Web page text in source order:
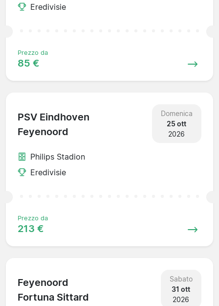
Eredivisie
Prezzo da
85 €
PSV Eindhoven
Feyenoord
Domenica
25 ott
2026
Philips Stadion
Eredivisie
Prezzo da
213 €
Feyenoord
Fortuna Sittard
Sabato
31 ott
2026